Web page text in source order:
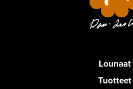
Lounaat
Tuotteet